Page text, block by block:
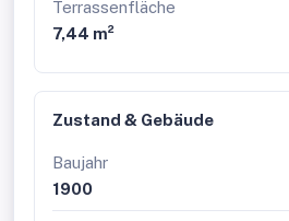
Terrassenfläche
7,44 m²
Zustand & Gebäude
Baujahr
1900